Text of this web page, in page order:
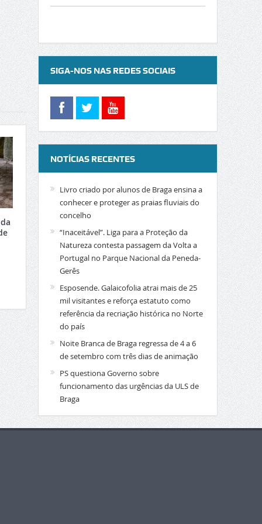
SIGA-NOS NAS REDES SOCIAIS
NOTÍCIAS RECENTES
Livro criado por alunos de Braga ensina a
conhecer e proteger as praias fluviais do
concelho
“Inaceitável”. Liga para a Proteção da
Natureza contesta passagem da Volta a
Portugal no Parque Nacional da Peneda-
Gerês
Esposende. Galaicofolia atrai mais de 25
mil visitantes e reforça estatuto como
referência da recriação histórica no Norte
do país
Noite Branca de Braga regressa de 4 a 6
de setembro com três dias de animação
PS questiona Governo sobre
funcionamento das urgências da ULS de
Braga